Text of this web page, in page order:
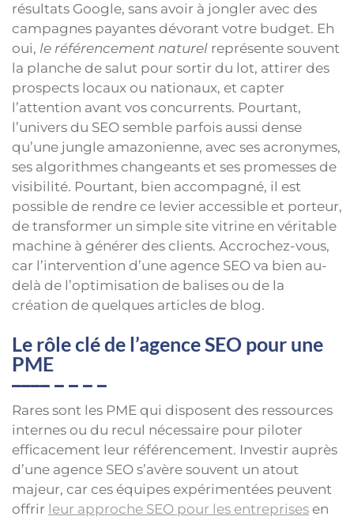
résultats Google, sans avoir à jongler avec des
campagnes payantes dévorant votre budget. Eh
oui, le référencement naturel représente souvent
la planche de salut pour sortir du lot, attirer des
prospects locaux ou nationaux, et capter
l’attention avant vos concurrents. Pourtant,
l’univers du SEO semble parfois aussi dense
qu’une jungle amazonienne, avec ses acronymes,
ses algorithmes changeants et ses promesses de
visibilité. Pourtant, bien accompagné, il est
possible de rendre ce levier accessible et porteur,
de transformer un simple site vitrine en véritable
machine à générer des clients. Accrochez-vous,
car l’intervention d’une agence SEO va bien au-
delà de l’optimisation de balises ou de la
création de quelques articles de blog.
Le rôle clé de l’agence SEO pour une
PME
Rares sont les PME qui disposent des ressources
internes ou du recul nécessaire pour piloter
efficacement leur référencement. Investir auprès
d’une agence SEO s’avère souvent un atout
majeur, car ces équipes expérimentées peuvent
offrir leur approche SEO pour les entreprises en